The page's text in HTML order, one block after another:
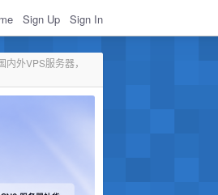
Sign Up Sign In
外VPS服务器，